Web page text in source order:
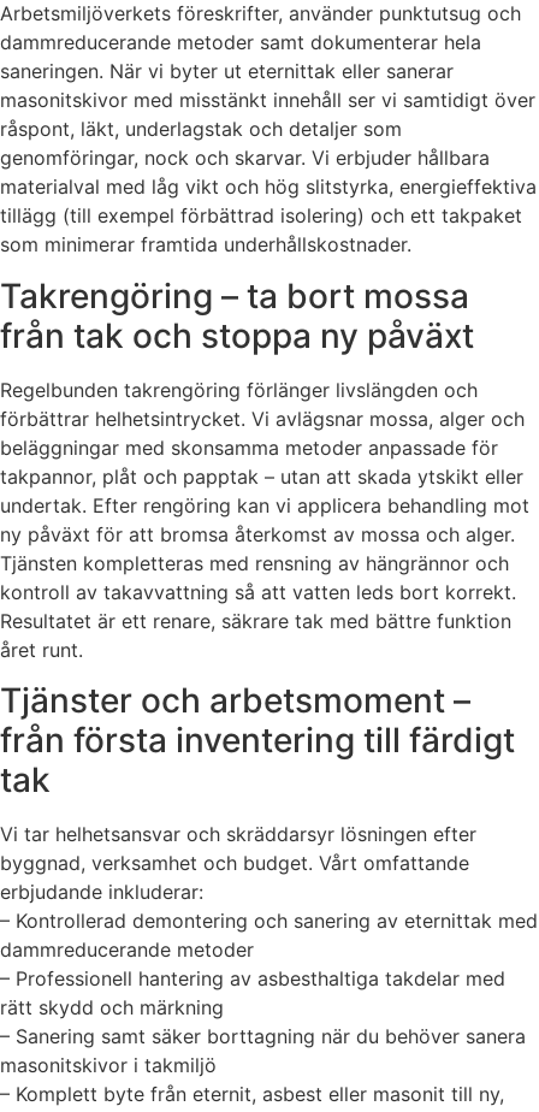
Arbetsmiljöverkets föreskrifter, använder punktutsug och
dammreducerande metoder samt dokumenterar hela
saneringen. När vi byter ut eternittak eller sanerar
masonitskivor med misstänkt innehåll ser vi samtidigt över
råspont, läkt, underlagstak och detaljer som
genomföringar, nock och skarvar. Vi erbjuder hållbara
materialval med låg vikt och hög slitstyrka, energieffektiva
tillägg (till exempel förbättrad isolering) och ett takpaket
som minimerar framtida underhållskostnader.
Takrengöring – ta bort mossa
från tak och stoppa ny påväxt
Regelbunden takrengöring förlänger livslängden och
förbättrar helhetsintrycket. Vi avlägsnar mossa, alger och
beläggningar med skonsamma metoder anpassade för
takpannor, plåt och papptak – utan att skada ytskikt eller
undertak. Efter rengöring kan vi applicera behandling mot
ny påväxt för att bromsa återkomst av mossa och alger.
Tjänsten kompletteras med rensning av hängrännor och
kontroll av takavvattning så att vatten leds bort korrekt.
Resultatet är ett renare, säkrare tak med bättre funktion
året runt.
Tjänster och arbetsmoment –
från första inventering till färdigt
tak
Vi tar helhetsansvar och skräddarsyr lösningen efter
byggnad, verksamhet och budget. Vårt omfattande
erbjudande inkluderar:
– Kontrollerad demontering och sanering av eternittak med
dammreducerande metoder
– Professionell hantering av asbesthaltiga takdelar med
rätt skydd och märkning
– Sanering samt säker borttagning när du behöver sanera
masonitskivor i takmiljö
– Komplett byte från eternit, asbest eller masonit till ny,